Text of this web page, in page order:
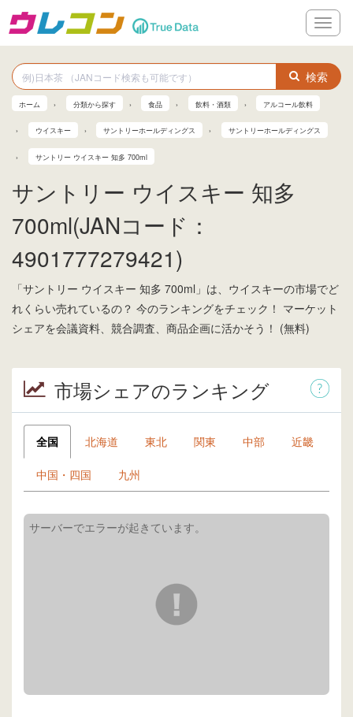
メ
ニ
ー
検索
ホーム 分類から探す 食品 飲料・酒類 アルコール飲料
ウイスキー サントリーホールディングス サントリーホールディングス
サントリー ウイスキー 知多 700ml
サントリー ウイスキー 知多
700ml(JANコード：
4901777279421)
「サントリー ウイスキー 知多 700ml」は、ウイスキーの市場でど
れくらい売れているの？ 今のランキングをチェック！ マーケット
シェアを会議資料、競合調査、商品企画に活かそう！ (無料)
市場シェアのランキング
全国 北海道 東北 関東 中部 近畿
中国・四国 九州